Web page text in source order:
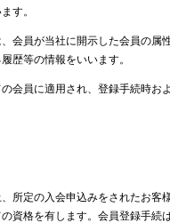
す。
、会員が当社に開示した会員の属
歴等の情報をいいます。
会員に適用され、登録手続時お
所定の入会申込みをされたお客
資格を有します。会員登録手続